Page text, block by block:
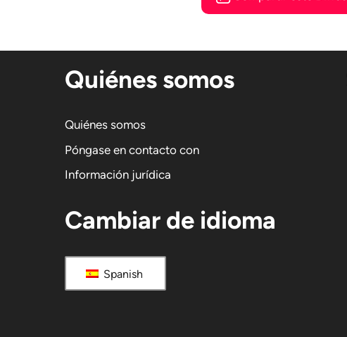
Quiénes somos
Quiénes somos
Póngase en contacto con
Información jurídica
Cambiar de idioma
Spanish